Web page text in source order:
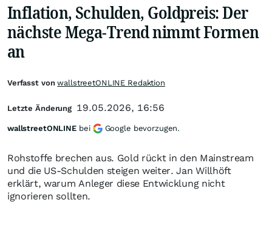
Inflation, Schulden, Goldpreis: Der
nächste Mega-Trend nimmt Formen
an
Rohstoffe brechen aus. Gold rückt in den Mainstream
und die US-Schulden steigen weiter. Jan Willhöft
erklärt, warum Anleger diese Entwicklung nicht
ignorieren sollten.
Verfasst vonwallstreetONLINE Redaktion
Letzte Änderung 19.05.2026, 16:56
wallstreetONLINE bei Google bevorzugen.